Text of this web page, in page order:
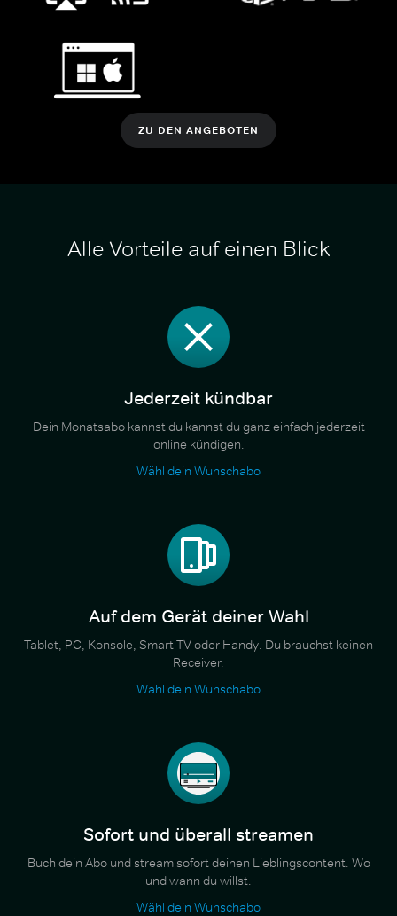
ZU DEN ANGEBOTEN
Alle Vorteile auf einen Blick
Jederzeit kündbar
Dein Monatsabo kannst du kannst du ganz einfach jederzeit
online kündigen.
Wähl dein Wunschabo
Auf dem Gerät deiner Wahl
Tablet, PC, Konsole, Smart TV oder Handy. Du brauchst keinen
Receiver.
Wähl dein Wunschabo
Sofort und überall streamen
Buch dein Abo und stream sofort deinen Lieblingscontent. Wo
und wann du willst.
Wähl dein Wunschabo